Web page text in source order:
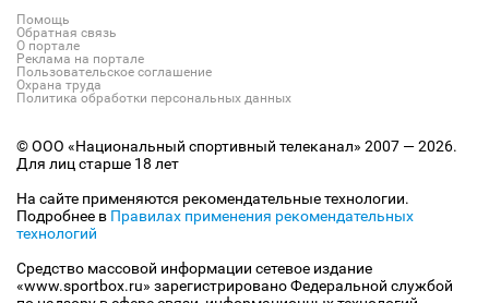
Помощь
Обратная связь
О портале
Реклама на портале
Пользовательское соглашение
Охрана труда
Политика обработки персональных данных
© ООО «Национальный спортивный телеканал» 2007 — 2026.
Для лиц старше 18 лет
На сайте применяются рекомендательные технологии.
Подробнее в Правилах применения рекомендательных
технологий
Средство массовой информации сетевое издание
«www.sportbox.ru» зарегистрировано Федеральной службой